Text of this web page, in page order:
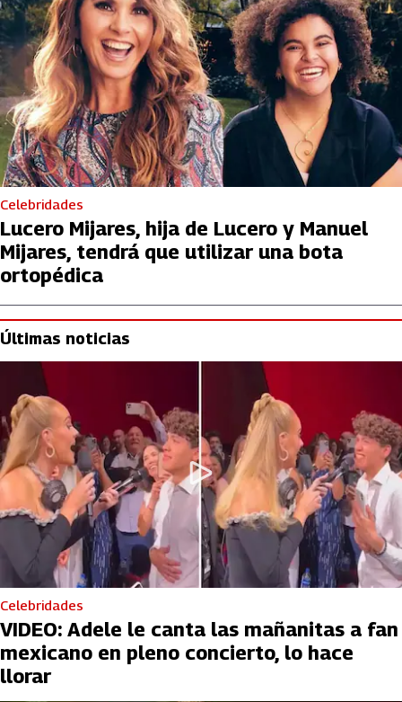
Celebridades
Lucero Mijares, hija de Lucero y Manuel
Mijares, tendrá que utilizar una bota
ortopédica
Últimas noticias
Celebridades
VIDEO: Adele le canta las mañanitas a fan
mexicano en pleno concierto, lo hace
llorar